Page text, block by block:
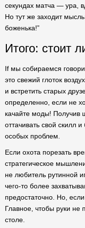
секундах матча — ура,
Но тут же заходит
боженька!”
Итого: стоит
If мы собираемся
это свежий глоток
и встретить старых
определенно, если не
качайте моды!
оттачивать свой скилл
особых проблем.
Если охота порезать
стратегическое
не любитель рутинной
чего-то более
предостаточно. Но,
Главное, чтобы руки не
столе.